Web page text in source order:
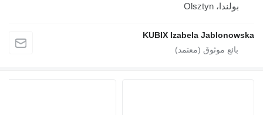
بولندا، Olsztyn
KUBIX Izabela Jablonowska